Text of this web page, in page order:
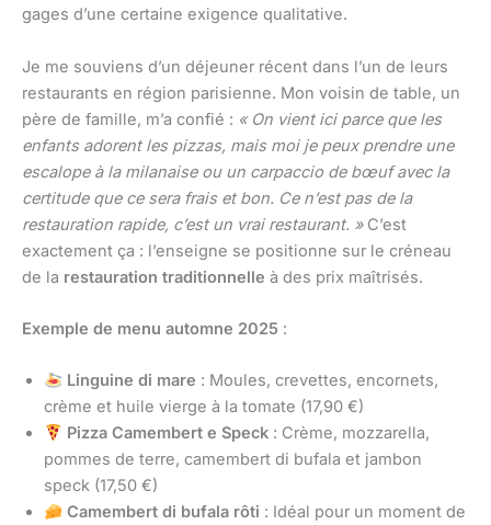
gages d’une certaine exigence qualitative.
Je me souviens d’un déjeuner récent dans l’un de leurs
restaurants en région parisienne. Mon voisin de table, un
père de famille, m’a confié : « On vient ici parce que les
enfants adorent les pizzas, mais moi je peux prendre une
escalope à la milanaise ou un carpaccio de bœuf avec la
certitude que ce sera frais et bon. Ce n’est pas de la
restauration rapide, c’est un vrai restaurant. »C’est
exactement ça : l’enseigne se positionne sur le créneau
de la restauration traditionnelle à des prix maîtrisés.
Exemple de menu automne 2025 :
Linguine di mare : Moules, crevettes, encornets,
crème et huile vierge à la tomate (17,90 €)
Pizza Camembert e Speck: Crème, mozzarella,
pommes de terre, camembert di bufala et jambon
speck (17,50 €)
Camembert di bufala rôti : Idéal pour un moment de